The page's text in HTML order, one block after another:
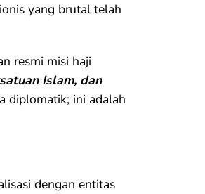
yang brutal telah
resmi misi haji
Islam, dan
diplomatik; ini adalah
dengan entitas